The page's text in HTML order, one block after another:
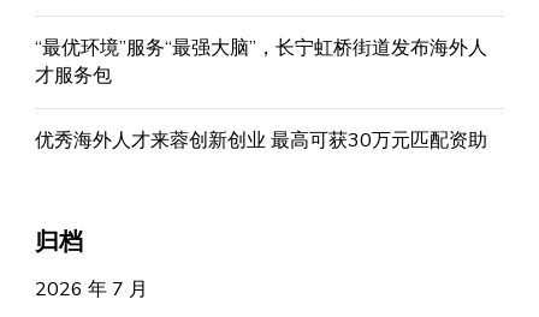
“最优环境”服务“最强大脑”，长宁虹桥街道发布海外人
才服务包
优秀海外人才来蓉创新创业 最高可获30万元匹配资助
归档
2026 年 7 月